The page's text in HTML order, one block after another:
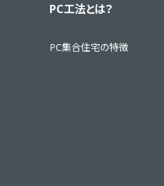
PC工法とは？
PC集合住宅の特徴